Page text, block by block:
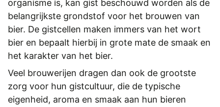
MELDPUNT
PERS/PUBLICATIES
FACEBOOK
LINKS
organisme is, kan gist beschouwd worden als de
belangrijkste grondstof voor het brouwen van
bier. De gistcellen maken immers van het wort
bier en bepaalt hierbij in grote mate de smaak en
het karakter van het bier.
Veel brouwerijen dragen dan ook de grootste
zorg voor hun gistcultuur, die de typische
eigenheid, aroma en smaak aan hun bieren